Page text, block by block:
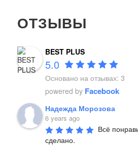
ОТЗЫВЫ
BEST PLUS
5.0
Основано на отзывах: 3
powered by Facebook
Надежда Морозова
6 years ago
Всё
сделано.